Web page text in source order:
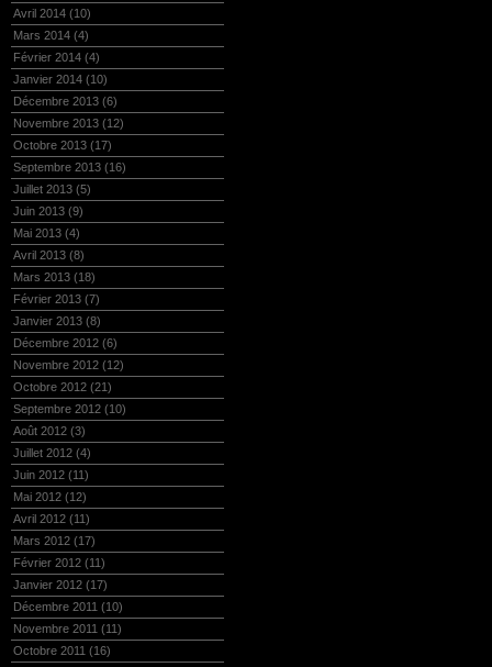
Avril 2014 (10)
Mars 2014 (4)
Février 2014 (4)
Janvier 2014 (10)
Décembre 2013 (6)
Novembre 2013 (12)
Octobre 2013 (17)
Septembre 2013 (16)
Juillet 2013 (5)
Juin 2013 (9)
Mai 2013 (4)
Avril 2013 (8)
Mars 2013 (18)
Février 2013 (7)
Janvier 2013 (8)
Décembre 2012 (6)
Novembre 2012 (12)
Octobre 2012 (21)
Septembre 2012 (10)
Août 2012 (3)
Juillet 2012 (4)
Juin 2012 (11)
Mai 2012 (12)
Avril 2012 (11)
Mars 2012 (17)
Février 2012 (11)
Janvier 2012 (17)
Décembre 2011 (10)
Novembre 2011 (11)
Octobre 2011 (16)